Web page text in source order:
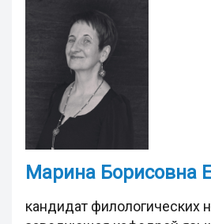
Марина Борисовна
кандидат филологических